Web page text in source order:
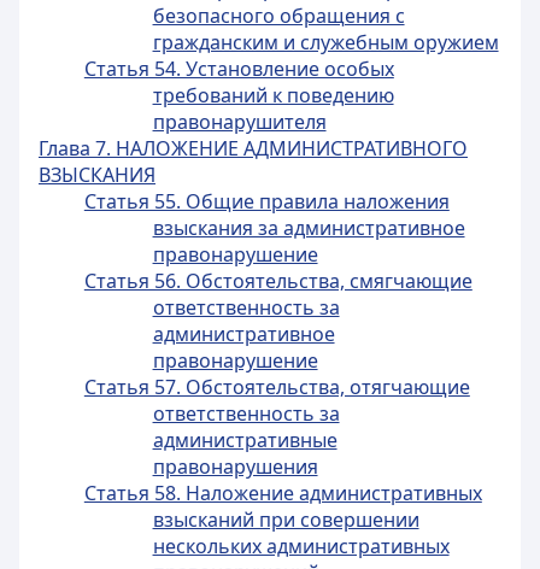
безопасного обращения с
гражданским и служебным оружием
Статья 54. Установление особых
требований к поведению
правонарушителя
Глава 7. НАЛОЖЕНИЕ АДМИНИСТРАТИВНОГО
ВЗЫСКАНИЯ
Статья 55. Общие правила наложения
взыскания за административное
правонарушение
Статья 56. Обстоятельства, смягчающие
ответственность за
административное
правонарушение
Статья 57. Обстоятельства, отягчающие
ответственность за
административные
правонарушения
Статья 58. Наложение административных
взысканий при совершении
нескольких административных